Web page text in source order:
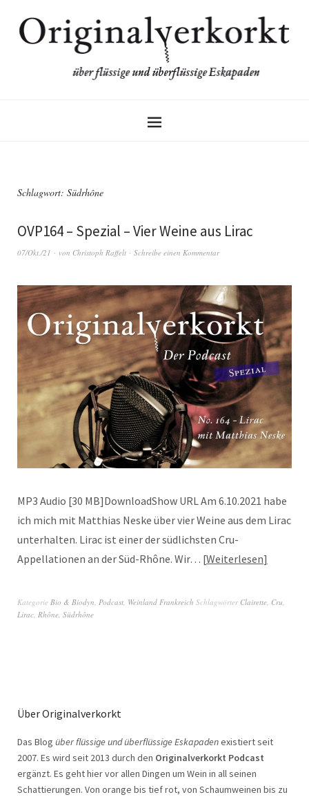
Schlagwort: Südrhône
OVP164 – Spezial – Vier Weine aus Lirac
07/Okt./21 von Christoph Raffelt Schreibe einen Kommentar
MP3 Audio [30 MB]DownloadShow URL Am 6.10.2021 habe
ich mich mit Matthias Neske über vier Weine aus dem Lirac
unterhalten. Lirac ist einer der südlichsten Cru-
Appellationen an der Süd-Rhône. Wir… Weiterlesen
Kategorie Bio & Biodyn Podcast Weinland Frankreich Schlagwörter Clairette Cru
Lirac Rhône Südrhône
Über Originalverkorkt
Das Blog über flüssige und überflüssige Eskapadenexistiert seit
2007. Es wird seit 2013 durch den Originalverkorkt Podcast
ergänzt. Es geht hier vor allen Dingen um Wein in all seinen
Schattierungen. Von orange bis tief rot, von Schaumweinen bis zu